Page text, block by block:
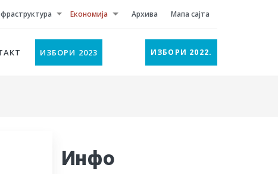
Економија Архива Мапа сајта
ИЗБОРИ 2023 ИЗБОРИ 2022.
Инфо